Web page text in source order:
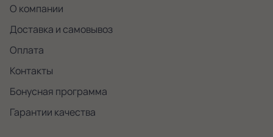
О компании
Доставка и самовывоз
Оплата
Контакты
Бонусная программа
Гарантии качества